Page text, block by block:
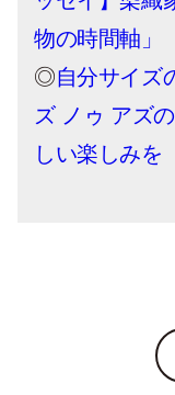
物の時間軸」
◎自分サイズ
ズ ノゥ アズ
しい楽しみを